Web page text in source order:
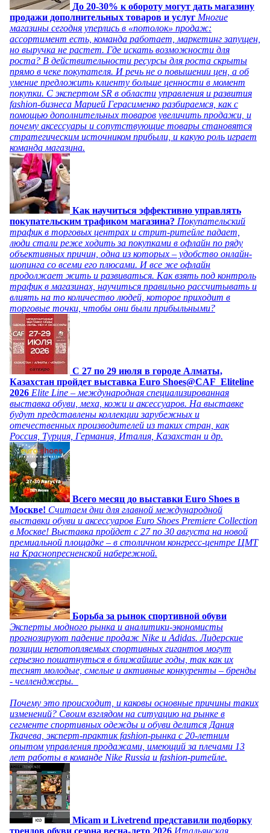
До 20-30% к обороту могут дать магазину
продажи дополнительных товаров и услуг Многие
магазины сегодня уперлись в «потолок» продаж:
ассортимент есть, команда работает, маркетинг запущен,
но выручка не растет. Где искать возможности для
роста? В действительности ресурсы для роста скрыты
прямо в чеке покупателя. И речь не о повышении цен, а об
умение предложить клиенту больше ценности в момент
покупки. С экспертом SR в области управления и развития
fashion-бизнеса Марией Герасименко разбираемся, как с
помощью дополнительных товаров увеличить продажи, и
почему аксессуары и сопутствующие товары становятся
стратегическим источником прибыли, и какую роль играет
команда магазина.
Как научиться эффективно управлять
покупательским трафиком магазина? Покупательский
трафик в торговых центрах и стрит-ритейле падает,
люди стали реже ходить за покупками в офлайн по ряду
объективных причин, одна из которых – удобство онлайн-
шопинга со всеми его плюсами. И все же офлайн
продолжает жить и развиваться. Как взять под контроль
трафик в магазинах, научиться правильно рассчитывать и
влиять на то количество людей, которое приходит в
торговые точки, чтобы они были прибыльными?
C 27 по 29 июля в городе Алматы,
Казахстан пройдет выставка Euro Shoes@CAF_Eliteline
2026 Elite Line – международная специализированная
выставка обуви, меха, кожи и аксессуаров. На выставке
будут представлены коллекции зарубежных и
отечественных производителей из таких стран, как
Россия, Турция, Германия, Италия, Казахстан и др.
Всего месяц до выставки Euro Shoes в
Москве! Считаем дни для главной международной
выставки обуви и аксессуаров Euro Shoes Premiere Collection
в Москве! Выставка пройдет с 27 по 30 августа на новой
премиальной площадке – в столичном конгресс-центре ЦМТ
на Краснопресненской набережной.
Борьба за рынок спортивной обуви
Эксперты модного рынка и аналитики-экономисты
прогнозируют падение продаж Nike и Adidas. Лидерские
позиции непотопляемых спортивных гигантов могут
серьезно пошатнуться в ближайшие годы, так как их
теснят молодые, смелые и активные конкуренты – бренды
- челленджеры.
Почему это происходит, и каковы основные причины таких
изменений? Своим взглядом на ситуацию на рынке в
сегменте спортивных одежды и обуви делится Дания
Ткачева, эксперт-практик fashion-рынка с 20-летним
опытом управления продажами, имеющий за плечами 13
лет работы в команде Nike Russia и fashion-ритейле.
Micam и Livetrend представили подборку
трендов обуви сезона весна-лето 2026 Итальянская